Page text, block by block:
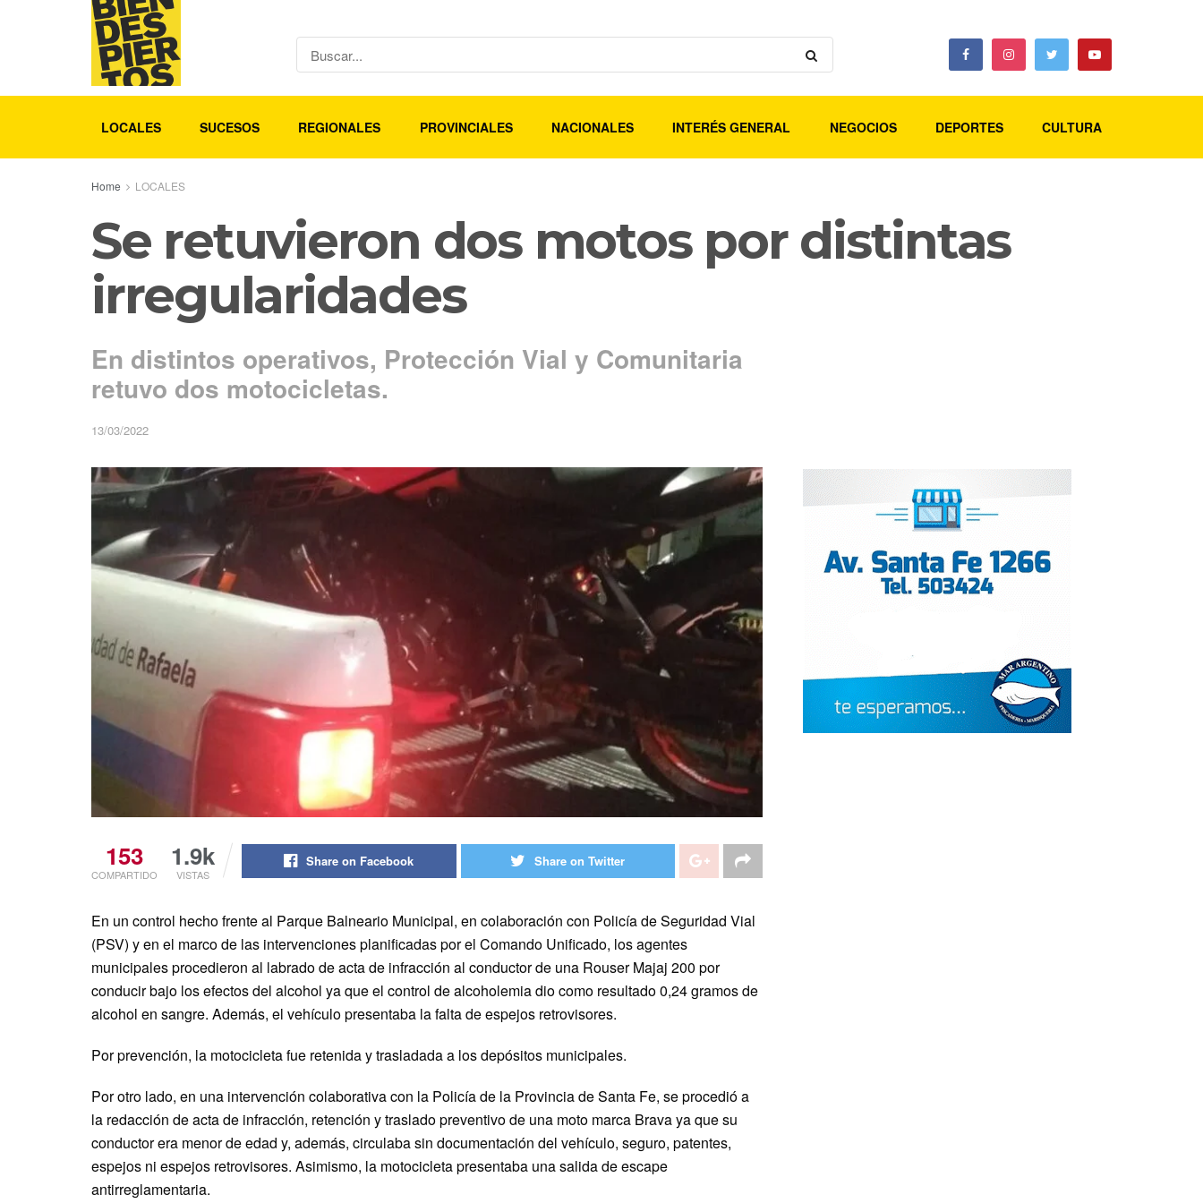
LOCALES SUCESOS REGIONALES PROVINCIALES NACIONALES INTERÉS GENERAL NEGOCIOS DEPORTES CULTURA
Home LOCALES
Se retuvieron dos motos por distintas
irregularidades
En distintos operativos, Protección Vial y Comunitaria
retuvo dos motocicletas.
13/03/2022
153
COMPARTIDO
1.9k
VISTAS
Share on Facebook Share on Twitter
En un control hecho frente al Parque Balneario Municipal, en colaboración con Policía de Seguridad Vial
(PSV) y en el marco de las intervenciones planificadas por el Comando Unificado, los agentes
municipales procedieron al labrado de acta de infracción al conductor de una Rouser Majaj 200 por
conducir bajo los efectos del alcohol ya que el control de alcoholemia dio como resultado 0,24 gramos de
alcohol en sangre. Además, el vehículo presentaba la falta de espejos retrovisores.
Por prevención, la motocicleta fue retenida y trasladada a los depósitos municipales.
Por otro lado, en una intervención colaborativa con la Policía de la Provincia de Santa Fe, se procedió a
la redacción de acta de infracción, retención y traslado preventivo de una moto marca Brava ya que su
conductor era menor de edad y, además, circulaba sin documentación del vehículo, seguro, patentes,
espejos ni espejos retrovisores. Asimismo, la motocicleta presentaba una salida de escape
antirreglamentaria.